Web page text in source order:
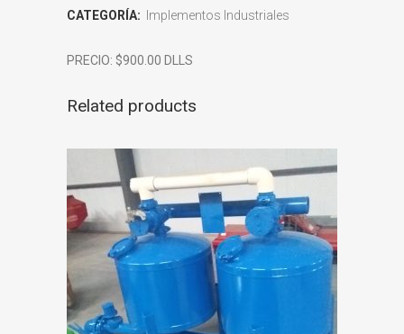
CATEGORÍA:
Implementos Industriales
PRECIO: $900.00 DLLS
Related products